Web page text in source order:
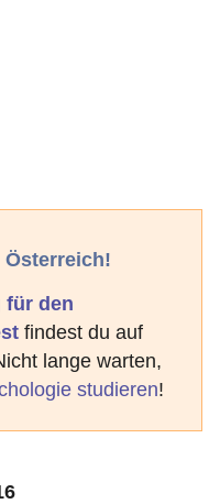
für den
findest du auf
lange warten,
studieren!